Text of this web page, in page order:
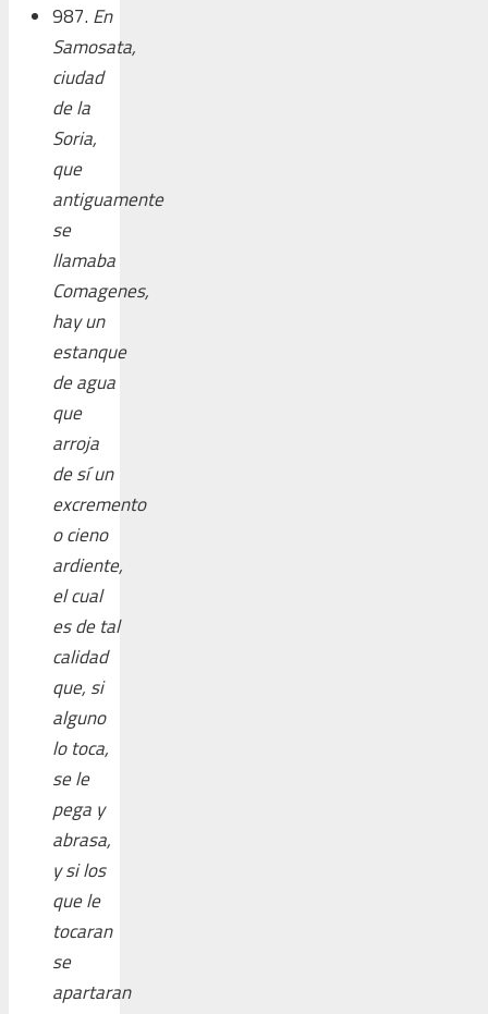
987. En
Samosata,
ciudad
de la
Soria,
que
antiguamente
se
llamaba
Comagenes,
hay un
estanque
de agua
que
arroja
de sí un
excremento
o cieno
ardiente,
el cual
es de tal
calidad
que, si
alguno
lo toca,
se le
pega y
abrasa,
y si los
que le
tocaran
se
apartaran